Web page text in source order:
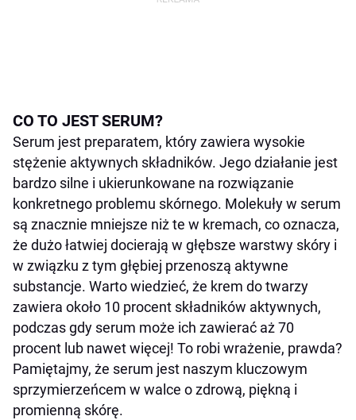
CO TO JEST SERUM?
Serum jest preparatem, który zawiera wysokie
stężenie aktywnych składników. Jego działanie jest
bardzo silne i ukierunkowane na rozwiązanie
konkretnego problemu skórnego. Molekuły w serum
są znacznie mniejsze niż te w kremach, co oznacza,
że dużo łatwiej docierają w głębsze warstwy skóry i
w związku z tym głębiej przenoszą aktywne
substancje. Warto wiedzieć, że krem do twarzy
zawiera około 10 procent składników aktywnych,
podczas gdy serum może ich zawierać aż 70
procent lub nawet więcej! To robi wrażenie, prawda?
Pamiętajmy, że serum jest naszym kluczowym
sprzymierzeńcem w walce o zdrową, piękną i
promienną skórę.